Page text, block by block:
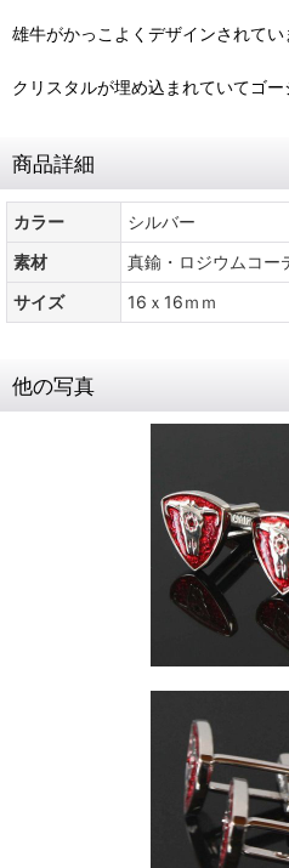
雄牛がかっこよくデザインされてい
クリスタルが埋め込まれていてゴー
商品詳細
カラー
シルバー
素材
真鍮・ロジウムコー
サイズ
16ｘ16ｍｍ
他の写真